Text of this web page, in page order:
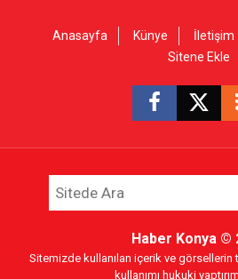
Anasayfa Künye İletişim
Sitene Ekle
Haber Konya©
Sitemizde kullanılan içerik ve görsellerin
kullanımı hukuki